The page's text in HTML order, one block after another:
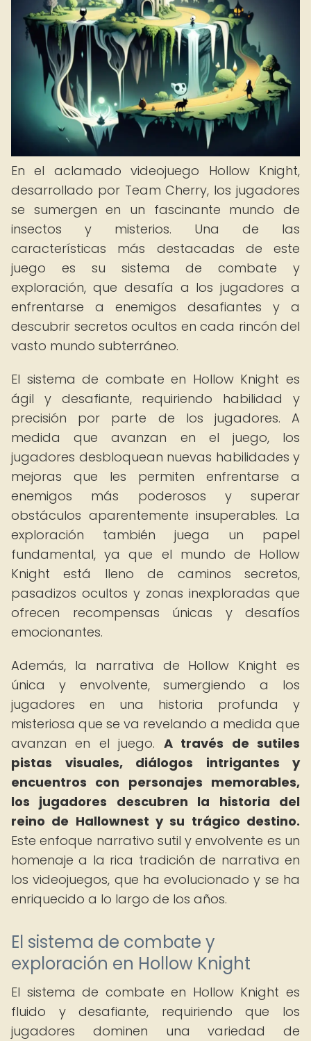
En el aclamado videojuego Hollow Knight,
desarrollado por Team Cherry, los jugadores
se sumergen en un fascinante mundo de
insectos y misterios. Una de las
características más destacadas de este
juego es su sistema de combate y
exploración, que desafía a los jugadores a
enfrentarse a enemigos desafiantes y a
descubrir secretos ocultos en cada rincón del
vasto mundo subterráneo.
El sistema de combate en Hollow Knight es
ágil y desafiante, requiriendo habilidad y
precisión por parte de los jugadores. A
medida que avanzan en el juego, los
jugadores desbloquean nuevas habilidades y
mejoras que les permiten enfrentarse a
enemigos más poderosos y superar
obstáculos aparentemente insuperables. La
exploración también juega un papel
fundamental, ya que el mundo de Hollow
Knight está lleno de caminos secretos,
pasadizos ocultos y zonas inexploradas que
ofrecen recompensas únicas y desafíos
emocionantes.
Además, la narrativa de Hollow Knight es
única y envolvente, sumergiendo a los
jugadores en una historia profunda y
misteriosa que se va revelando a medida que
avanzan en el juego. A través de sutiles
pistas visuales, diálogos intrigantes y
encuentros con personajes memorables,
los jugadores descubren la historia del
reino de Hallownest y su trágico destino.
Este enfoque narrativo sutil y envolvente es un
homenaje a la rica tradición de narrativa en
los videojuegos, que ha evolucionado y se ha
enriquecido a lo largo de los años.
El sistema de combate y
exploración en Hollow Knight
El sistema de combate en Hollow Knight es
fluido y desafiante, requiriendo que los
jugadores dominen una variedad de